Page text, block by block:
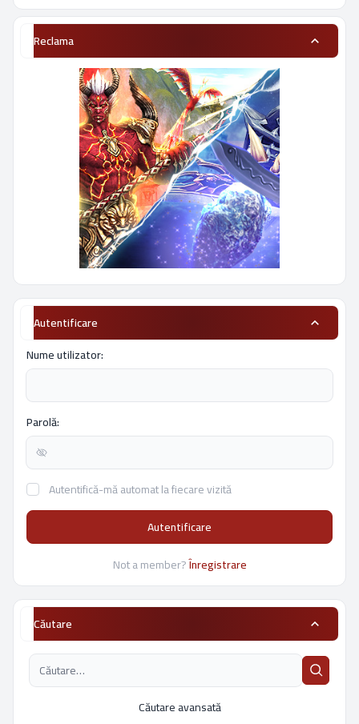
Reclama
Autentificare
Nume utilizator:
Parolă:
Autentifică-mă automat la fiecare vizită
Autentificare
Not a member?Înregistrare
Căutare
Căutare avansată